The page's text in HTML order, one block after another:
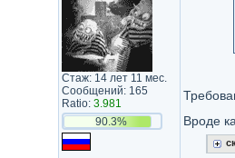
Стаж: 14 лет 11 мес.
Сообщений: 165
Ratio: 3.981
90.3%
Вроде